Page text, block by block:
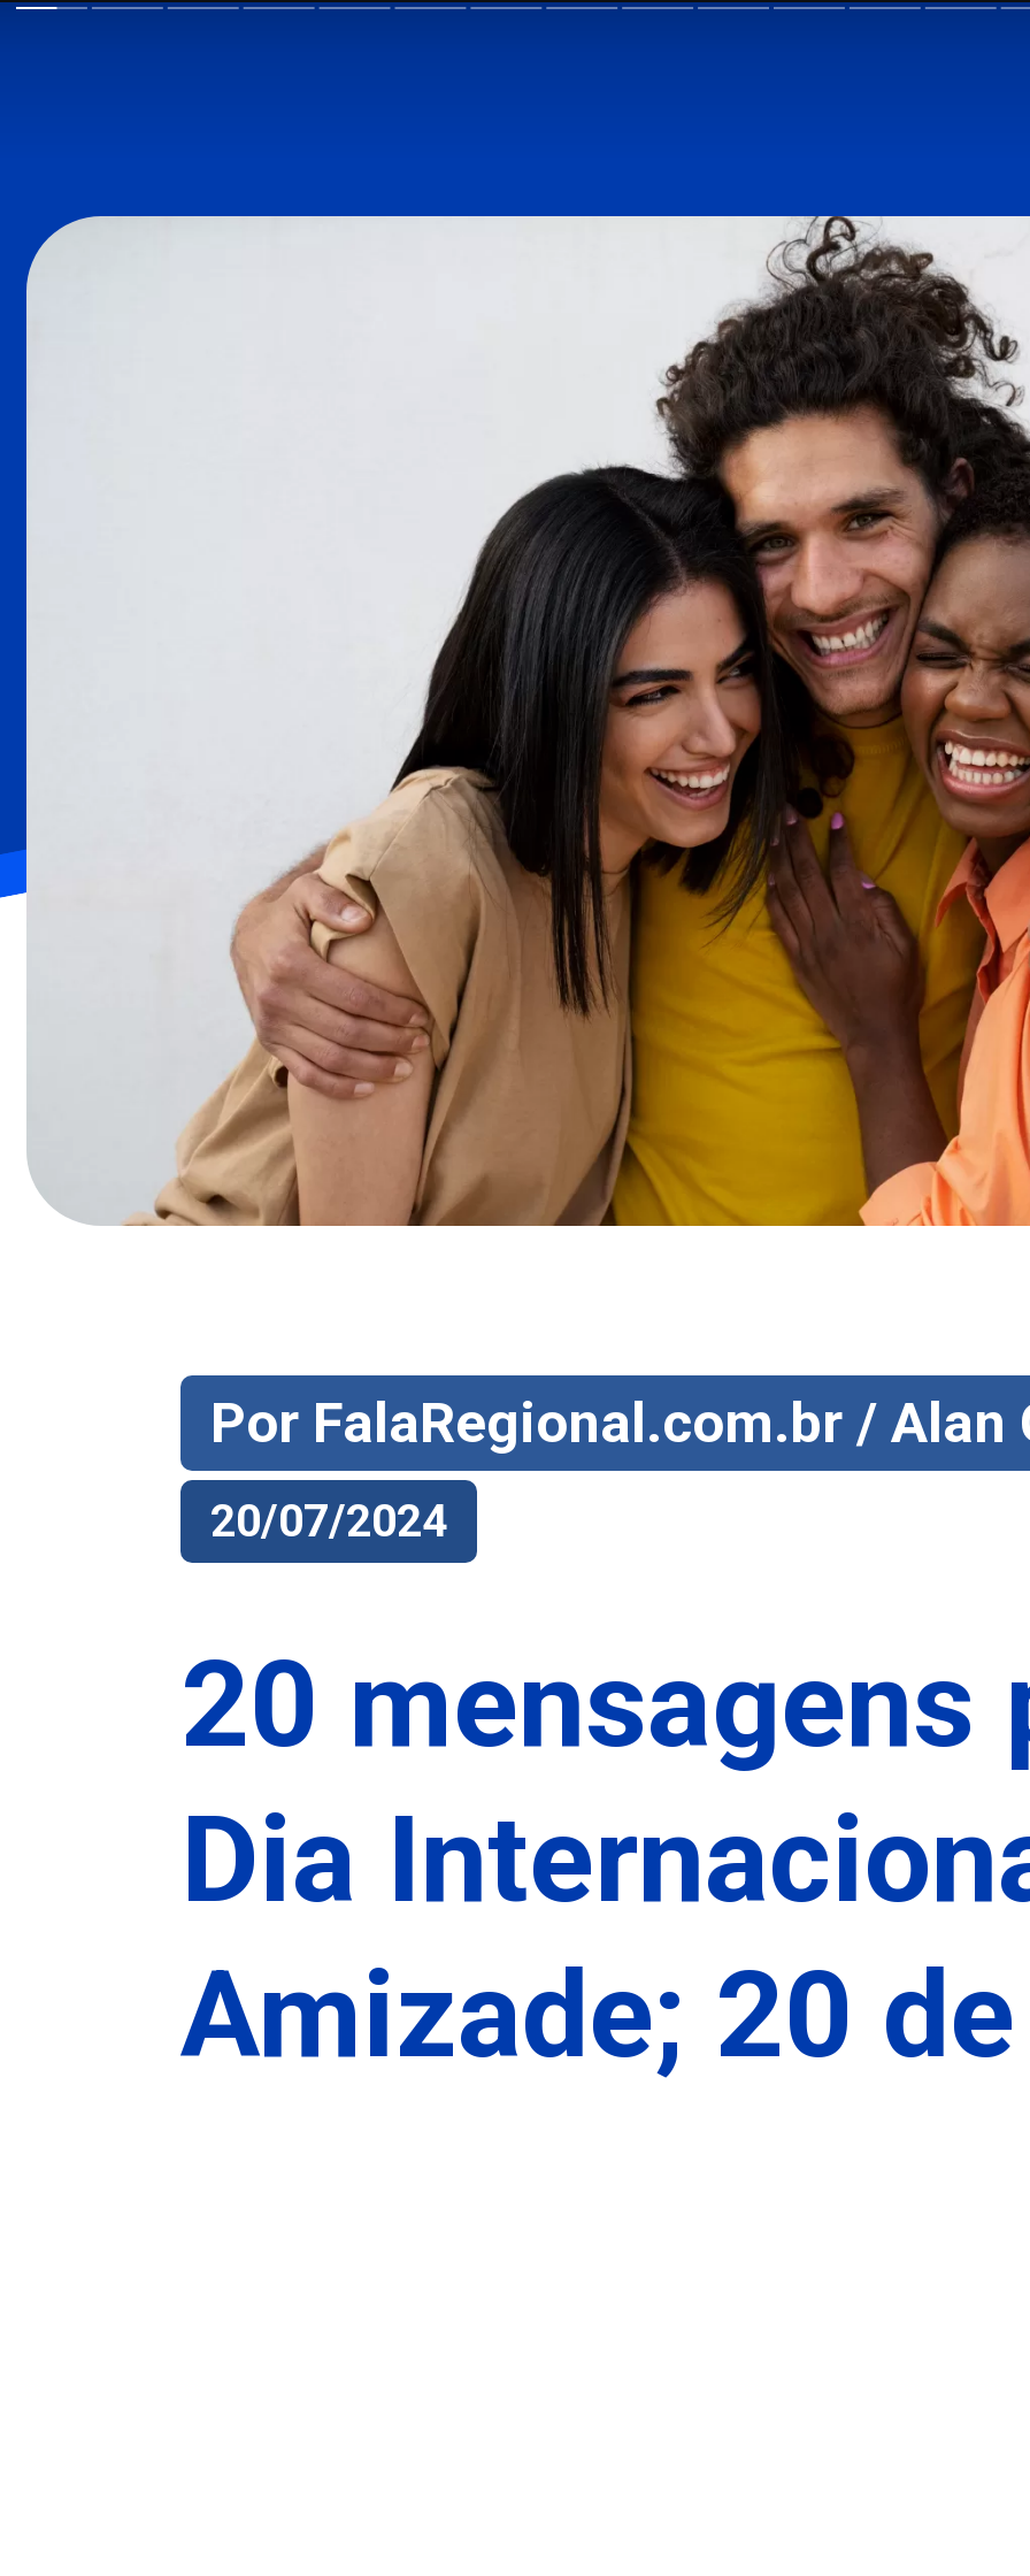
Por FalaRegional.com.br / Alan
Por FalaRegional.com.br / Alan
20/07/2024
20/07/2024
20 mensagens
Dia
Amizade; 20